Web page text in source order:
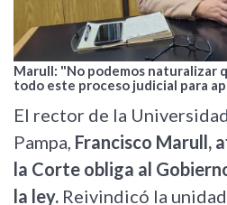
Marull: "No podemos naturalizar
todo este proceso judicial para
El rector de la
Pampa, Francisco Marull,
la Corte obliga al
la ley. Reivindicó la